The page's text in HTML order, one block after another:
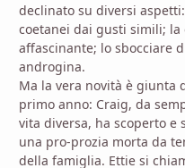
declinato su diversi
coetanei dai gusti simili;
affascinante; lo sbocciare
androgina.
Ma la vera novità è giunta
primo anno: Craig, da
vita diversa, ha scoperto
una pro-prozia morta da
della famiglia. Ettie si